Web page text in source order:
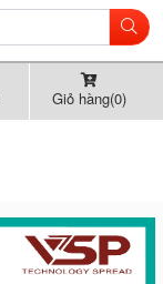
Giỏ hàng(0)